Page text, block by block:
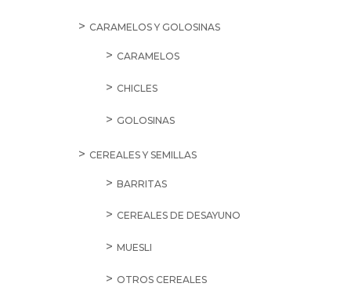
CARAMELOS Y GOLOSINAS
CARAMELOS
CHICLES
GOLOSINAS
CEREALES Y SEMILLAS
BARRITAS
CEREALES DE DESAYUNO
MUESLI
OTROS CEREALES